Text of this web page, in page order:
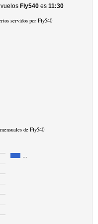
Fly540 es11:30
servidos por Fly540
de Fly540